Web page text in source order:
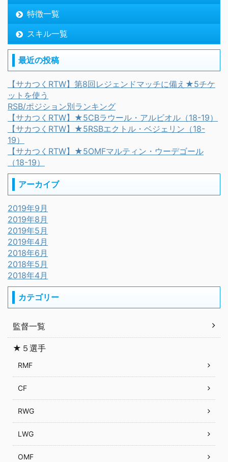
特徴一覧
スキル一覧
最近の投稿
【サカつくRTW】第8回レジェンドマッチに備え★5チケ
ットを使う
RSB/ポジション別ランキング
【サカつくRTW】★5CBラウール・アルビオル（18-19）
【サカつくRTW】★5RSBエクトル・ベジェリン（18-
19）
【サカつくRTW】★5OMFマルティン・ウーデゴール
（18-19）
アーカイブ
2019年9月
2019年8月
2019年5月
2019年4月
2018年6月
2018年5月
2018年4月
カテゴリー
監督一覧
★５選手
RMF
CF
RWG
LWG
OMF